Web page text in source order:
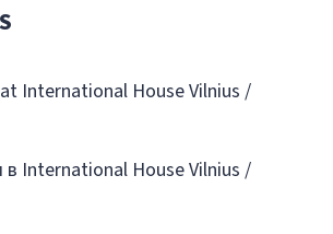
International House Vilnius /
в International House Vilnius /